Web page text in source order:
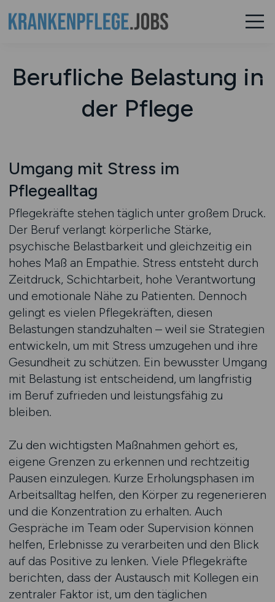
Berufliche Belastung in
der Pflege
Umgang mit Stress im
Pflegealltag
Pflegekräfte stehen täglich unter großem Druck.
Der Beruf verlangt körperliche Stärke,
psychische Belastbarkeit und gleichzeitig ein
hohes Maß an Empathie. Stress entsteht durch
Zeitdruck, Schichtarbeit, hohe Verantwortung
und emotionale Nähe zu Patienten. Dennoch
gelingt es vielen Pflegekräften, diesen
Belastungen standzuhalten – weil sie Strategien
entwickeln, um mit Stress umzugehen und ihre
Gesundheit zu schützen. Ein bewusster Umgang
mit Belastung ist entscheidend, um langfristig
im Beruf zufrieden und leistungsfähig zu
bleiben.
Zu den wichtigsten Maßnahmen gehört es,
eigene Grenzen zu erkennen und rechtzeitig
Pausen einzulegen. Kurze Erholungsphasen im
Arbeitsalltag helfen, den Körper zu regenerieren
und die Konzentration zu erhalten. Auch
Gespräche im Team oder Supervision können
helfen, Erlebnisse zu verarbeiten und den Blick
auf das Positive zu lenken. Viele Pflegekräfte
berichten, dass der Austausch mit Kollegen ein
zentraler Faktor ist, um den täglichen